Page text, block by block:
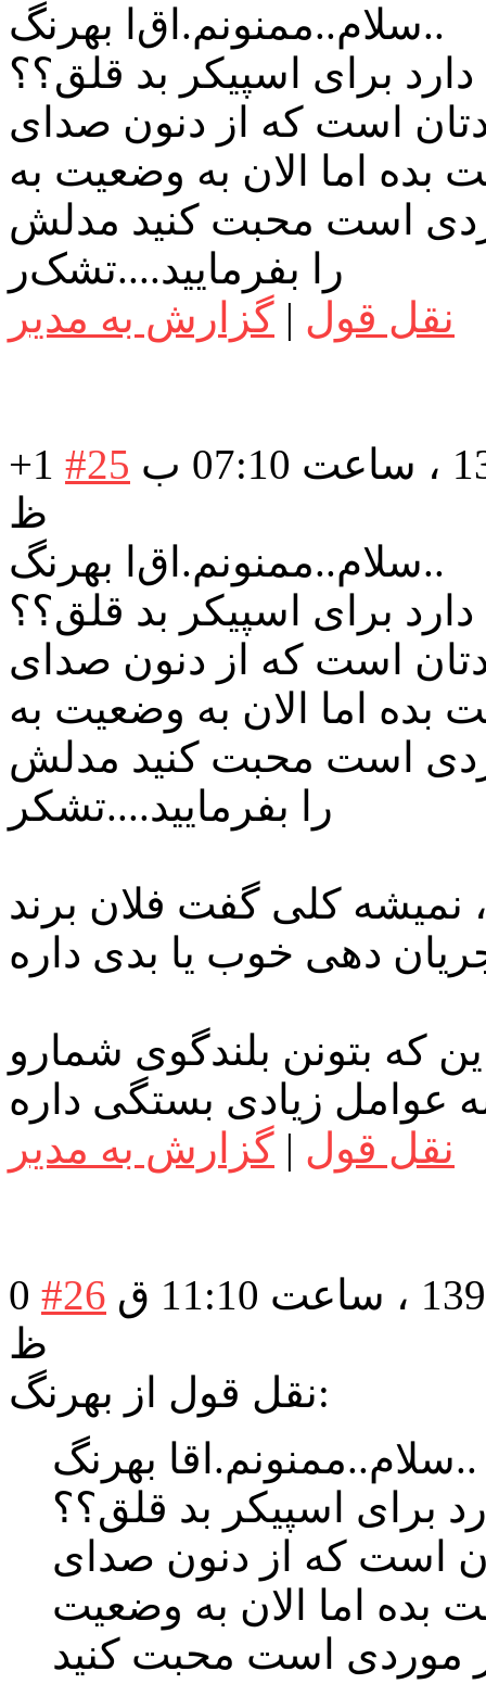
سلام..ممنونم.اقا بهرنگ..
برای اسپیکر بد قلق؟؟
است که از دنون صدای
بده اما الان به وضعیت به
است محبت کنید مدلش
را بفرمایید....تشکر
نقل قول | گزارش به مدیر
+1 #25 در تاریخ: شنبه 14 دی 1398 ، ساعت 07:10 ب
ظ
سلام..ممنونم.اقا بهرنگ..
برای اسپیکر بد قلق؟؟
است که از دنون صدای
بده اما الان به وضعیت به
است محبت کنید مدلش
را بفرمایید....تشکر
نمیشه کلی گفت فلان برند
که بتونن بلندگوی شمارو
نقل قول | گزارش به مدیر
0 #26 در تاریخ: یکشنبه 15 دی 1398 ، ساعت 11:10 ق
ظ
نقل قول از بهرنگ:
سلام..ممنونم.اقا بهرنگ..
برای اسپیکر بد قلق؟؟
است که از دنون صدای
بده اما الان به وضعیت
موردی است محبت کنید